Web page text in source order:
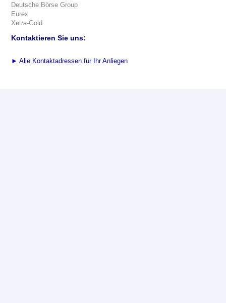
Deutsche Börse Group
Eurex
Xetra-Gold
Kontaktieren Sie uns:
► Alle Kontaktadressen für Ihr Anliegen